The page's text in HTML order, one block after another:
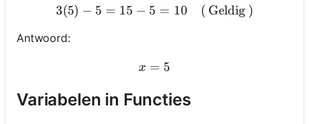
3(5)-5=15-5=10
3(5) − 5 = 15 − 5 = 10 ( Geldig )
Antwoord:
x=5
x = 5
Variabelen in Functies